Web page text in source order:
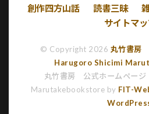
創作四方山話
読書三昧
サイトマ
© Copyright 2026 丸竹書房
Harugoro Shicimi
丸竹書房 公式ホームペー
Marutakebookstore by FIT-